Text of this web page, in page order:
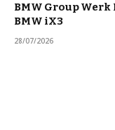
BMW Group
BMW iX3
28/07/2026